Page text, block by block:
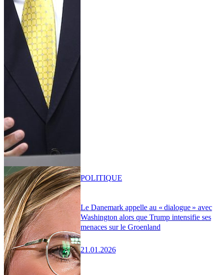
Le Danemark appelle au « dialogue » avec
Washington alors que Trump intensifie ses
menaces sur le Groenland
21.01.2026
POLITIQUE